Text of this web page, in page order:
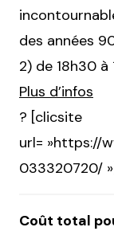
des années
2) de 18h30
Plus d’infos
? [clicsite
url= »https://
033320720/
Coût total